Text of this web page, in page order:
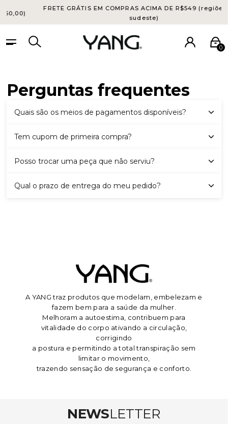
FRETE GRÁTIS EM COMPRAS ACIMA DE R$549 (regiões
sudeste)
0
Perguntas frequentes
Quais são os meios de pagamentos disponíveis?
Tem cupom de primeira compra?
Posso trocar uma peça que não serviu?
Qual o prazo de entrega do meu pedido?
A YANG traz produtos que modelam, embelezam e
fazem bem para a saúde da mulher.
Melhoram a autoestima, contribuem para
vitalidade do corpo ativando a circulação,
corrigindo
a postura e permitindo a total transpiração sem
limitar o movimento,
trazendo sensação de segurança e conforto.
NEWSLETTER